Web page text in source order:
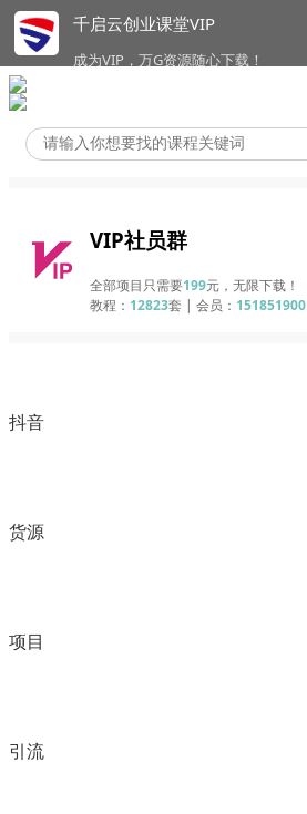
千启云创业课堂VIP
成为VIP，万G资源随心下载！
VIP社员群
全部项目只需要199元，无限下载！
教程： 12823套 | 会员： 151851900
抖音
货源
项目
引流